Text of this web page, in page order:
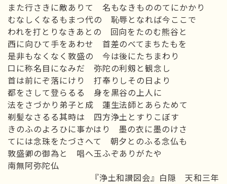
また行さきに敵ありて 名もなきもののてにかかり
むなしくなるもまつ代の 恥辱となれば今ここで
われを打とりなきあとの 回向をたのむ熊谷と
西に向ひて手をあわせ 首差のべてまちたもを
是非もなくなく敦盛の 今は後にたちまわり
口に称名目になみだ 弥陀の利剱と観念し
首は前にぞ落にけり 打奉りしその日より
都をさして登らるる 身を黒谷の上人に
法をさづかり弟子と成 蓮生法師とあらためて
剃髪なさるる其時は 四方浄土とすりこぼす
きのふのよろひに事かはり 墨の衣に墨のけさ
てには念珠をたづさへて 朝夕とのふる念仏も
敦盛卿の御為と 唱へ玉ふぞありがたや
南無阿弥陀仏
『浄土和讃図会』白隠 天和三年